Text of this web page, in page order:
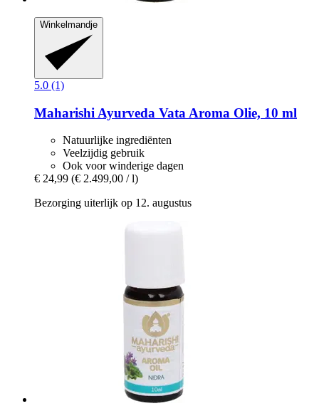
Winkelmandje
5.0 (1)
Maharishi Ayurveda Vata Aroma Olie, 10 ml
Natuurlijke ingrediënten
Veelzijdig gebruik
Ook voor winderige dagen
€ 24,99 (€ 2.499,00 / l)
Bezorging uiterlijk op 12. augustus